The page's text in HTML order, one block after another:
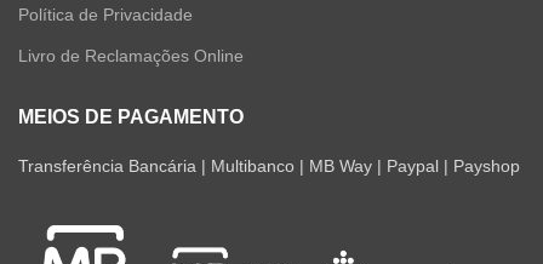
Política de Privacidade
Livro de Reclamações Online
MEIOS DE PAGAMENTO
Transferência Bancária | Multibanco | MB Way | Paypal | Payshop